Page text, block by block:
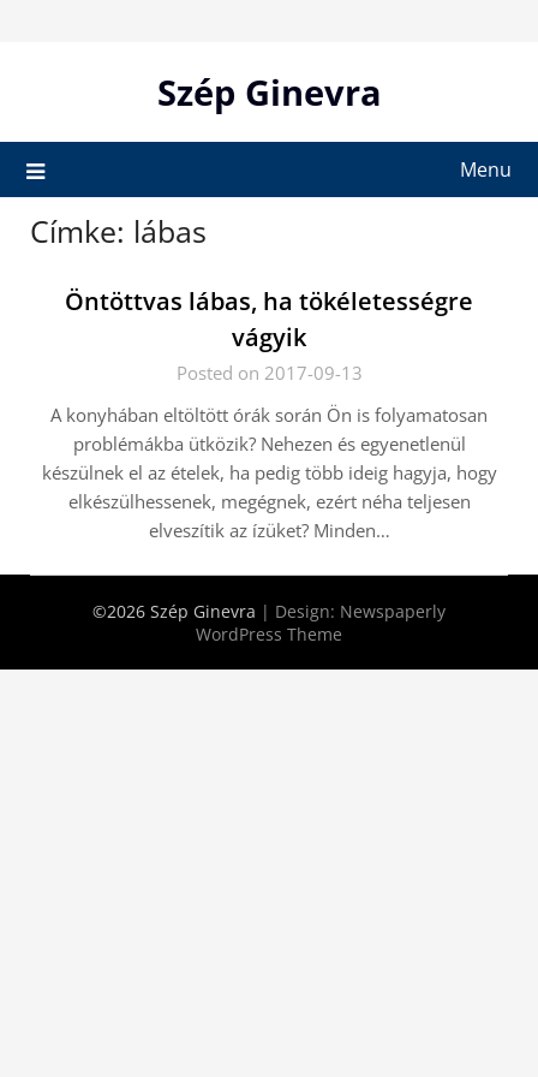
Szép Ginevra
Menu
Címke: lábas
Öntöttvas lábas, ha tökéletességre
vágyik
Posted on 2017-09-13
A konyhában eltöltött órák során Ön is folyamatosan
problémákba ütközik? Nehezen és egyenetlenül
készülnek el az ételek, ha pedig több ideig hagyja, hogy
elkészülhessenek, megégnek, ezért néha teljesen
elveszítik az ízüket? Minden…
©2026 Szép Ginevra | Design: Newspaperly
WordPress Theme